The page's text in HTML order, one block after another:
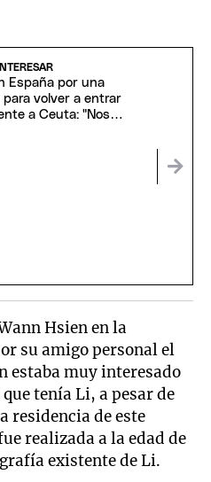
España por una
para volver a entrar
a Ceuta: "Nos
Hsien en la
su amigo personal el
estaba muy interesado
tenía Li, a pesar de
residencia de este
realizada a la edad de
existente de Li.